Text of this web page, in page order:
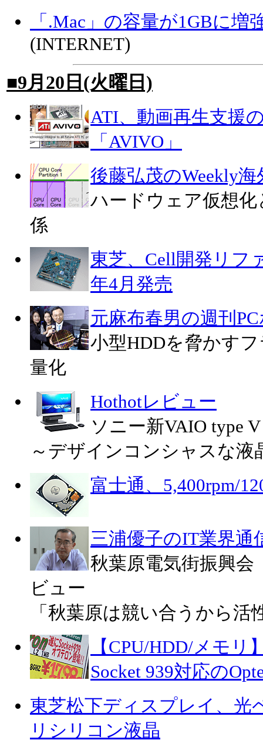
「.Mac」の容量が1GBに
(INTERNET)
■9月20日(火曜日)
ATI、動画再生支援
「AVIVO」
後藤弘茂のWeekly
ハードウェア仮想
係
東芝、Cell開発リフ
年4月発売
元麻布春男の週刊
小型HDDを脅かす
量化
Hothotレビュー
ソニー新VAIO type
～デザインコンシャスな液
富士通、5,400rpm/
三浦優子のIT業界通
秋葉原電気街振興
ビュー
「秋葉原は競い合うから活
【CPU/HDD/メモリ
Socket 939対応の
東芝松下ディスプレイ、光
リシリコン液晶